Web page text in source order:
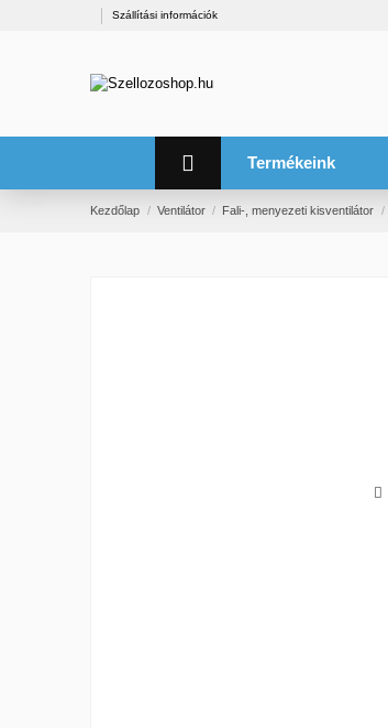
Szállítási információk
Termékeink
Kezdőlap Ventilátor Fali-, menyezeti kisventilátor